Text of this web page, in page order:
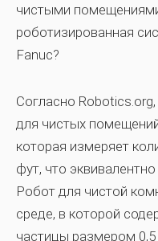
чистыми
роботизированная
Fanuc?
Согласно
для чистых
которая измеряет
фут, что
Робот для чистой
среде, в которой
частицы размером 0,5